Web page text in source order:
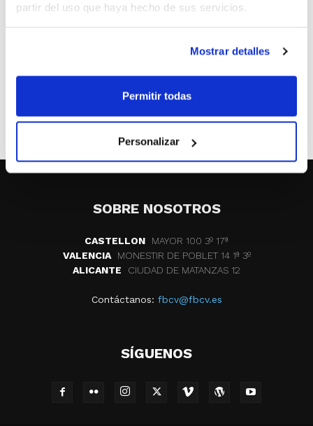
partir del uso que haya hecho de sus servicios.
Mostrar detalles
Permitir todas
Personalizar
ETIQUETAS presentacion cd penyaroja
SOBRE NOSOTROS
CASTELLON
MAYOR 100 3º 17ª
VALENCIA
MONESTIR DE POBLET 14 1ª 3º
ALICANTE
CIUDAD DE MATANZAS 12
Contáctanos: fbcv@fbcv.es
SÍGUENOS